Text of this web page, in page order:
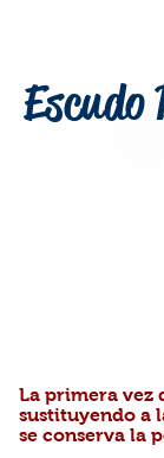
Escudo
La primera vez
sustituyendo a
se conserva la